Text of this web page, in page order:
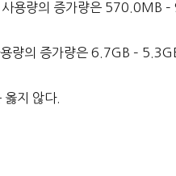
사용량의 증가량은 570.0MB
용량의 증가량은 6.7GB –
옳지 않다.